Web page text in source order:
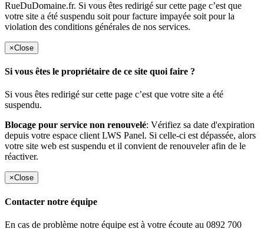
RueDuDomaine.fr. Si vous êtes redirigé sur cette page c’est que
votre site a été suspendu soit pour facture impayée soit pour la
violation des conditions générales de nos services.
×Close
Si vous êtes le propriétaire de ce site quoi faire ?
Si vous êtes redirigé sur cette page c’est que votre site a été
suspendu.
Blocage pour service non renouvelé: Vérifiez sa date d'expiration
depuis votre espace client LWS Panel. Si celle-ci est dépassée, alors
votre site web est suspendu et il convient de renouveler afin de le
réactiver.
×Close
Contacter notre équipe
En cas de problème notre équipe est à votre écoute au 0892 700